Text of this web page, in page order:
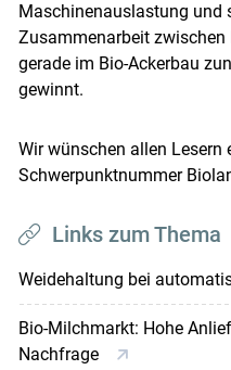
Maschinenauslastung und
Zusammenarbeit zwischen
gerade im Bio-Ackerbau
gewinnt.
Wir wünschen allen Lesern
Schwerpunktnummer
Links zum Thema
Weidehaltung bei
Bio-Milchmarkt: Hohe
Nachfrage